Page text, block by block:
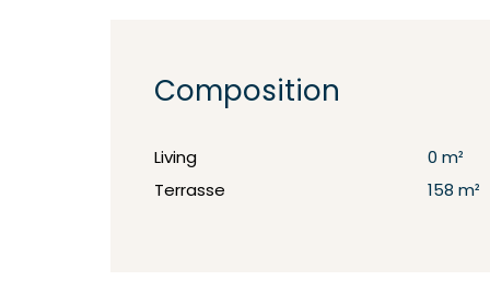
Composition
Living
0 m²
Terrasse
158 m²